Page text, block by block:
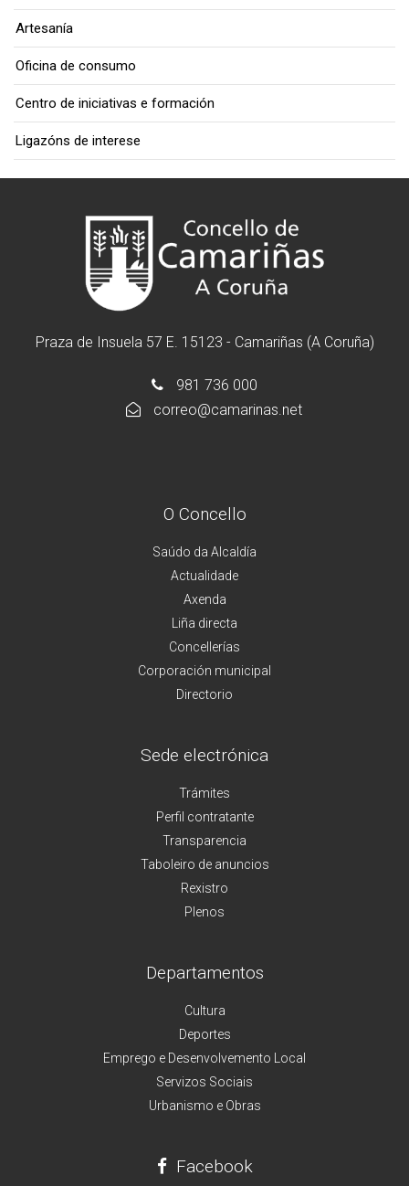
Artesanía
Oficina de consumo
Centro de iniciativas e formación
Ligazóns de interese
Praza de Insuela 57 E. 15123 - Camariñas (A Coruña)
981 736 000
correo@camarinas.net
O Concello
Saúdo da Alcaldía
Actualidade
Axenda
Liña directa
Concellerías
Corporación municipal
Directorio
Sede electrónica
Trámites
Perfil contratante
Transparencia
Taboleiro de anuncios
Rexistro
Plenos
Departamentos
Cultura
Deportes
Emprego e Desenvolvemento Local
Servizos Sociais
Urbanismo e Obras
Facebook